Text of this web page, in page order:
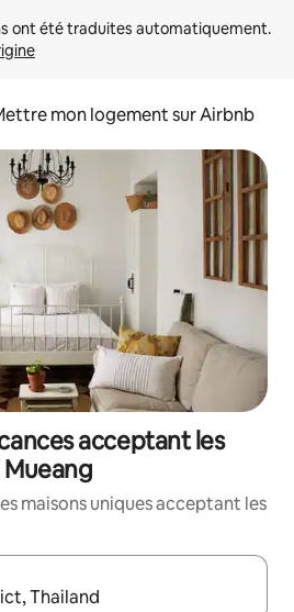
mon logement sur Airbnb
acceptant les
maisons uniques acceptant les
utilisez les flèches vers le